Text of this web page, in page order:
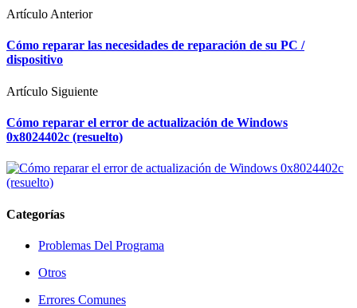
Artículo Anterior
Cómo reparar las necesidades de reparación de su PC /
dispositivo
Artículo Siguiente
Cómo reparar el error de actualización de Windows
0x8024402c (resuelto)
Categorías
Problemas Del Programa
Otros
Errores Comunes